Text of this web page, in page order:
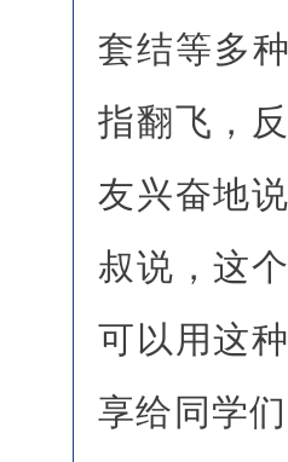
套结等多
指翻飞，
友兴奋地
叔说，这
可以用这
享给同学